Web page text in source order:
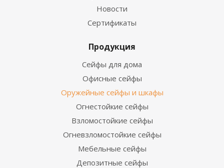
Новости
Сертификаты
Продукция
Сейфы для дома
Офисные сейфы
Оружейные сейфы и шкафы
Огнестойкие сейфы
Взломостойкие сейфы
Огневзломостойкие сейфы
Мебельные сейфы
Депозитные сейфы